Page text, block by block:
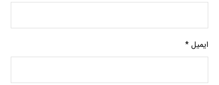
ایمیل*